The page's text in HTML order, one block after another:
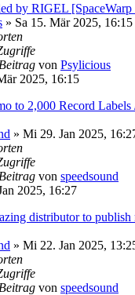
by RIGEL
» Sa 15. Mär 2025, 16:15
von Psylicious
2025, 16:15
to 2,000 Record
» Mi 29. Jan 2025,
von speedsound
2025, 16:27
distributor to
» Mi 22. Jan 2025,
von speedsound